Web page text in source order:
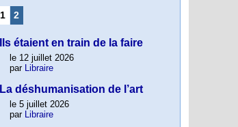
1 2
Ils étaient en train de la faire
le 12 juillet 2026
par Libraire
La déshumanisation de l’art
le 5 juillet 2026
par Libraire